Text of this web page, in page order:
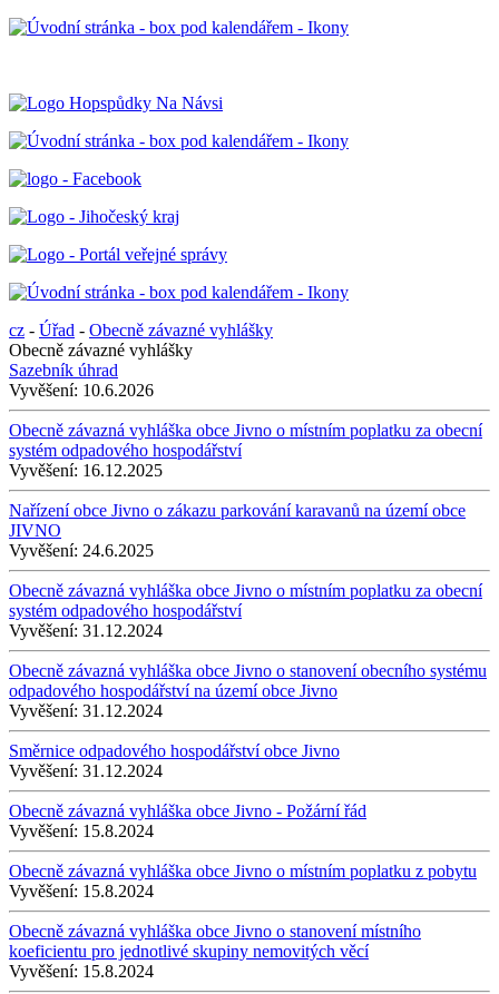
cz - Úřad - Obecně závazné vyhlášky
Obecně závazné vyhlášky
Sazebník úhrad
Vyvěšení: 10.6.2026
Obecně závazná vyhláška obce Jivno o místním poplatku za obecní
systém odpadového hospodářství
Vyvěšení: 16.12.2025
Nařízení obce Jivno o zákazu parkování karavanů na území obce
JIVNO
Vyvěšení: 24.6.2025
Obecně závazná vyhláška obce Jivno o místním poplatku za obecní
systém odpadového hospodářství
Vyvěšení: 31.12.2024
Obecně závazná vyhláška obce Jivno o stanovení obecního systému
odpadového hospodářství na území obce Jivno
Vyvěšení: 31.12.2024
Směrnice odpadového hospodářství obce Jivno
Vyvěšení: 31.12.2024
Obecně závazná vyhláška obce Jivno - Požární řád
Vyvěšení: 15.8.2024
Obecně závazná vyhláška obce Jivno o místním poplatku z pobytu
Vyvěšení: 15.8.2024
Obecně závazná vyhláška obce Jivno o stanovení místního
koeficientu pro jednotlivé skupiny nemovitých věcí
Vyvěšení: 15.8.2024